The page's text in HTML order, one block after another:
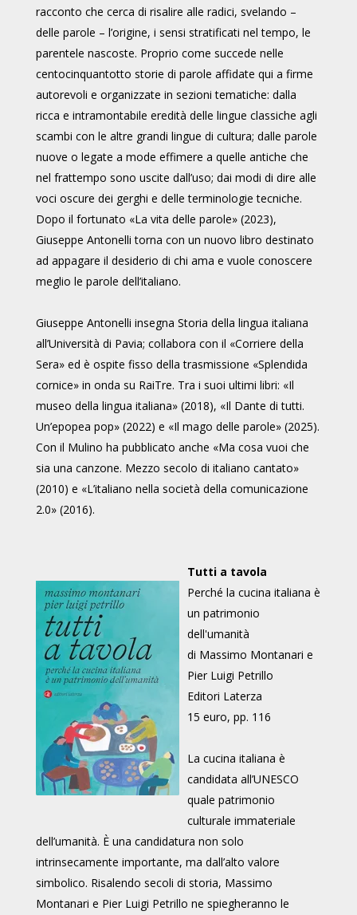
racconto che cerca di risalire alle radici, svelando –
delle parole – l’origine, i sensi stratificati nel tempo, le
parentele nascoste. Proprio come succede nelle
centocinquantotto storie di parole affidate qui a firme
autorevoli e organizzate in sezioni tematiche: dalla
ricca e intramontabile eredità delle lingue classiche agli
scambi con le altre grandi lingue di cultura; dalle parole
nuove o legate a mode effimere a quelle antiche che
nel frattempo sono uscite dall’uso; dai modi di dire alle
voci oscure dei gerghi e delle terminologie tecniche.
Dopo il fortunato «La vita delle parole» (2023),
Giuseppe Antonelli torna con un nuovo libro destinato
ad appagare il desiderio di chi ama e vuole conoscere
meglio le parole dell’italiano.
Giuseppe Antonelli insegna Storia della lingua italiana
all’Università di Pavia; collabora con il «Corriere della
Sera» ed è ospite fisso della trasmissione «Splendida
cornice» in onda su RaiTre. Tra i suoi ultimi libri: «Il
museo della lingua italiana» (2018), «Il Dante di tutti.
Un’epopea pop» (2022) e «Il mago delle parole» (2025).
Con il Mulino ha pubblicato anche «Ma cosa vuoi che
sia una canzone. Mezzo secolo di italiano cantato»
(2010) e «L’italiano nella società della comunicazione
2.0» (2016).
Tutti a tavola
Perché la cucina italiana è
un patrimonio
dell'umanità
di Massimo Montanari e
Pier Luigi Petrillo
Editori Laterza
15 euro, pp. 116
La cucina italiana è
candidata all’UNESCO
quale patrimonio
culturale immateriale
dell’umanità. È una candidatura non solo
intrinsecamente importante, ma dall’alto valore
simbolico. Risalendo secoli di storia, Massimo
Montanari e Pier Luigi Petrillo ne spiegheranno le